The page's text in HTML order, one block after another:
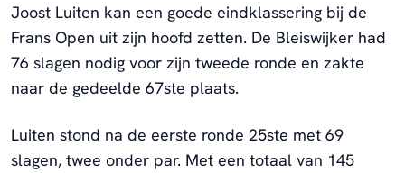
Joost Luiten kan een goede eindklassering bij de
Frans Open uit zijn hoofd zetten. De Bleiswijker had
76 slagen nodig voor zijn tweede ronde en zakte
naar de gedeelde 67ste plaats.
Luiten stond na de eerste ronde 25ste met 69
slagen, twee onder par. Met een totaal van 145